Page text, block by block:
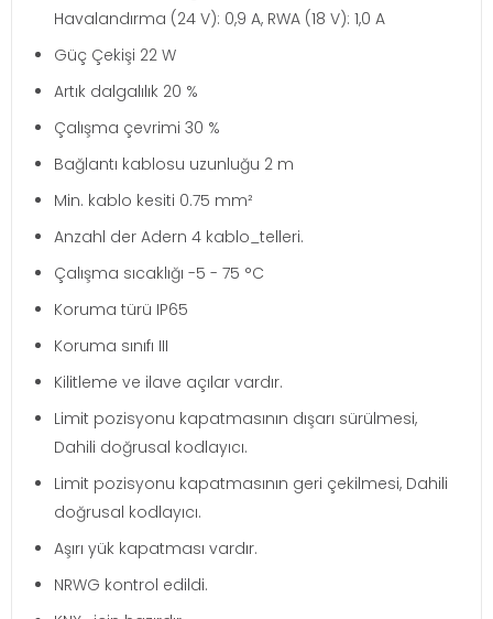
Havalandırma (24 V): 0,9 A, RWA (18 V): 1,0 A
Güç Çekişi 22 W
Artık dalgalılık 20 %
Çalışma çevrimi 30 %
Bağlantı kablosu uzunluğu 2 m
Min. kablo kesiti 0.75 mm²
Anzahl der Adern 4 kablo_telleri.
Çalışma sıcaklığı -5 - 75 °C
Koruma türü IP65
Koruma sınıfı III
Kilitleme ve ilave açılar vardır.
Limit pozisyonu kapatmasının dışarı sürülmesi,
Dahili doğrusal kodlayıcı.
Limit pozisyonu kapatmasının geri çekilmesi, Dahili
doğrusal kodlayıcı.
Aşırı yük kapatması vardır.
NRWG kontrol edildi.